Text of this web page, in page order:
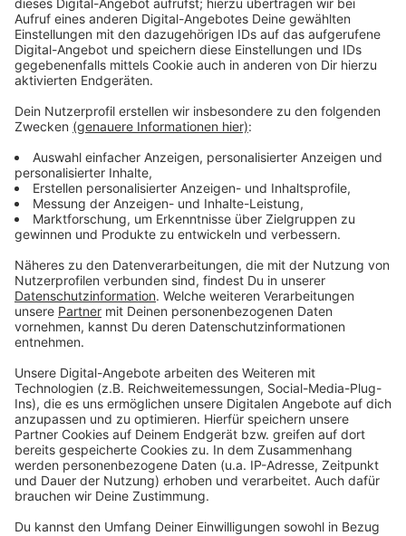
persönlich und garantiert ohne Bullshit. 👉 Lust auf
mehr ehrliche Einblicke? 🔗 Folge mir auf LinkedIn
und Instagram. ⭐ Gefällt dir der Podcast? Dann lass
eine 5-Sterne-Bewertung da – und teile ihn mit
Menschen, die sich echte, ehrliche Gespräche
wünschen.
Gute Arbeit, die niemand kennt, gewinnt keinen
Markt.
haben kein Qualitätsproblem. Sie sind besser als ihr
Ruf. Nur weiß das draußen niemand.
Alle zwei Wochen schreibe ich einen Gedanken
darüber, wie sich das ändern lässt. Ein Thema, kein
Sammelbrief.
→teddy.click/newsletter
Wie sichtbar ist dein Unternehmen wirklich?
Der Potenzial-Check dauert vier Minuten. Danach
hast du einen Report mit einer Zahl und fünf
Bereichen — und siehst, wo bei euch draußen nichts
ankommt. Kein Verkaufsgespräch.